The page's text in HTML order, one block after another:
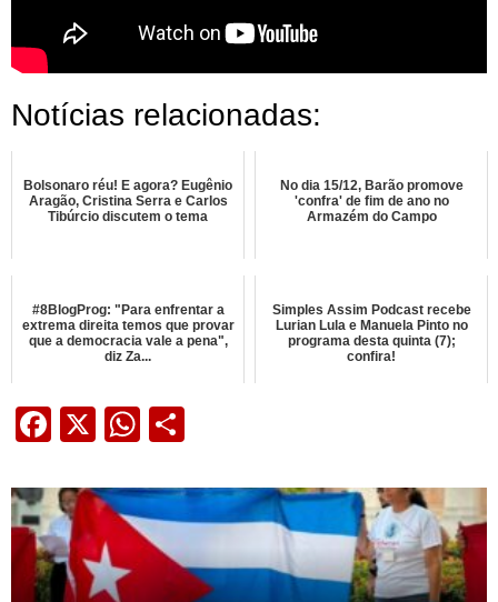
Notícias relacionadas:
Bolsonaro réu! E agora? Eugênio
Aragão, Cristina Serra e Carlos
Tibúrcio discutem o tema
No dia 15/12, Barão promove
'confra' de fim de ano no
Armazém do Campo
#8BlogProg: "Para enfrentar a
extrema direita temos que provar
que a democracia vale a pena",
diz Za...
Simples Assim Podcast recebe
Lurian Lula e Manuela Pinto no
programa desta quinta (7);
confira!
Facebook
X WhatsApp